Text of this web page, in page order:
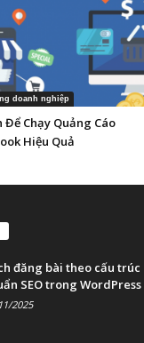
doanh nghiệp
Để Chạy Quảng Cáo
Hiệu Quả
đăng bài theo cấu trúc
SEO trong WordPress
2025